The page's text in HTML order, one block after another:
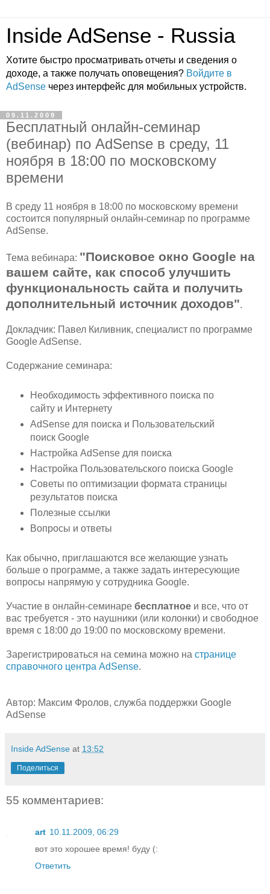
Inside AdSense - Russia
Хотите быстро просматривать отчеты и сведения о
доходе, а также получать оповещения? Войдите в
AdSense через интерфейс для мобильных устройств.
09.11.2009
Бесплатный онлайн-семинар
(вебинар) по AdSense в среду, 11
ноября в 18:00 по московскому
времени
В среду 11 ноября в 18:00 по московскому времени
состоится популярный онлайн-семинар по программе
AdSense.
Тема вебинара: "Поисковое окно Google на
вашем сайте, как способ улучшить
функциональность сайта и получить
дополнительный источник доходов".
Докладчик: Павел Киливник, специалист по программе
Google AdSense.
Содержание семинара:
Необходимость эффективного поиска по
сайту и Интернету
AdSense для поиска и Пользовательский
поиск Google
Настройка AdSense для поиска
Настройка Пользовательского поиска Google
Советы по оптимизации формата страницы
результатов поиска
Полезные ссылки
Вопросы и ответы
Как обычно, приглашаются все желающие узнать
больше о программе, а также задать интересующие
вопросы напрямую у сотрудника Google.
Участие в онлайн-семинаре бесплатное и все, что от
вас требуется - это наушники (или колонки) и свободное
время с 18:00 до 19:00 по московскому времени.
Зарегистрироваться на семина можно на странице
справочного центра AdSense.
Автор: Максим Фролов, служба поддержки Google
AdSense
Inside AdSense at 13:52
Поделиться
55 комментариев:
art 10.11.2009, 06:29
вот это хорошее время! буду (:
Ответить